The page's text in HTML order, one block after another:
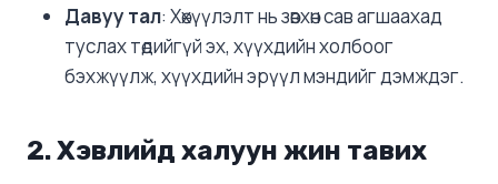
Давуу тал: Хөхүүлэлт нь зөвхөн сав агшаахад
туслах төдийгүй эх, хүүхдийн холбоог
бэхжүүлж, хүүхдийн эрүүл мэндийг дэмждэг.
2.Хэвлийд халуун жин тавих